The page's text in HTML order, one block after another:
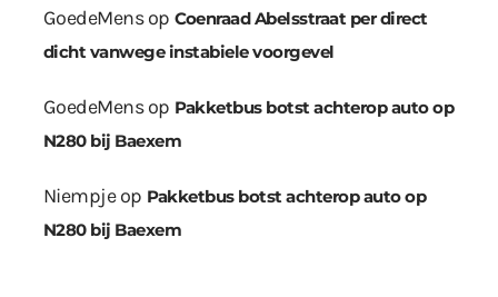
GoedeMensop Coenraad Abelsstraat per direct
dicht vanwege instabiele voorgevel
GoedeMensop Pakketbus botst achterop auto op
N280 bij Baexem
Niempjeop Pakketbus botst achterop auto op
N280 bij Baexem